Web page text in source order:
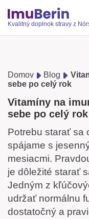
Kvalitný doplnok stravy z
Domov Blog
sebe po celý rok
Vitamíny na
sebe po celý rok
Potrebu starať sa
spájame s
mesiacmi.
je dôležité starať
Jedným z
udržať normálnu
dostatočný a